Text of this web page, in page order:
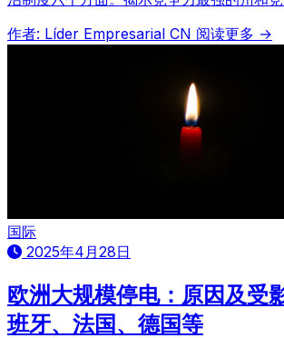
作者: Líder Empresarial CN 阅读更多 →
国际
2025年4月28日
欧洲大规模停电：原因及受
班牙、法国、德国等